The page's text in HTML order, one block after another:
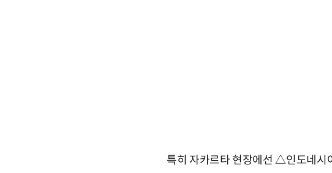
특히 자카르타 현장에선 △인도네시